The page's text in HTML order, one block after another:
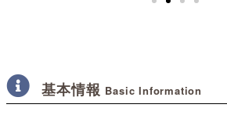
基本情報 Basic Information